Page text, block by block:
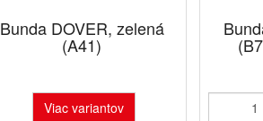
Bunda DOVER, zelená
(A41)
Viac variantov